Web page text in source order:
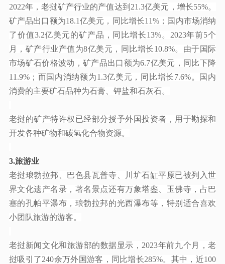
2022年，老挝矿产行业的产值达到21.3亿美元，增长55%。
矿产品出口额为18.1亿美元，同比增长11%；国内市场消纳
了价值3.2亿美元的矿产品，同比增长13%。2023年前5个
月，矿产行业产值为8亿美元，同比增长10.8%。由于国际
市场矿石价格波动，矿产品出口额为6.7亿美元，同比下降
11.9%；而国内消纳额为1.3亿美元，同比增长7.6%。国内
消费的主要矿石品种为石膏、钾盐和石灰石。
老挝的矿产特许权已经部分授予外国投资者，用于勘探和
开发各种矿物和碳氢化合物资源。
3.旅游业
老挝琅勃拉邦、巴色县瓦普寺、川圹石缸平原已被列入世
界文化遗产名录，著名景点还有万象塔銮、玉佛寺，占巴
塞的孔帕平瀑布，琅勃拉邦的光西瀑布等，特别适合喜欢
小团队旅游的游客。
老挝新闻文化和旅游部的数据显示， 2023年前九个月，老
挝吸引了240余万外国游客，同比增长285%。其中，近100